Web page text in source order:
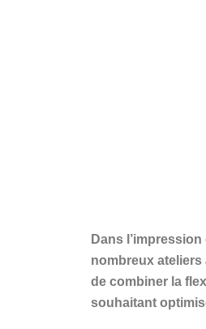
Dans
nombreux ateliers
de combiner la
souhaitant